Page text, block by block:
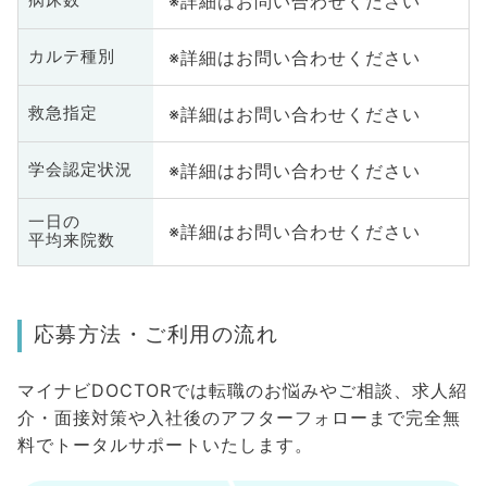
カルテ種別 ※詳細はお問い合わせください
救急指定 ※詳細はお問い合わせください
学会認定状況 ※詳細はお問い合わせください
一日の
平均来院数
※詳細はお問い合わせください
応募方法・ご利用の流れ
マイナビDOCTORでは転職のお悩みやご相談、求人紹
介・面接対策や入社後のアフターフォローまで完全無
料でトータルサポートいたします。